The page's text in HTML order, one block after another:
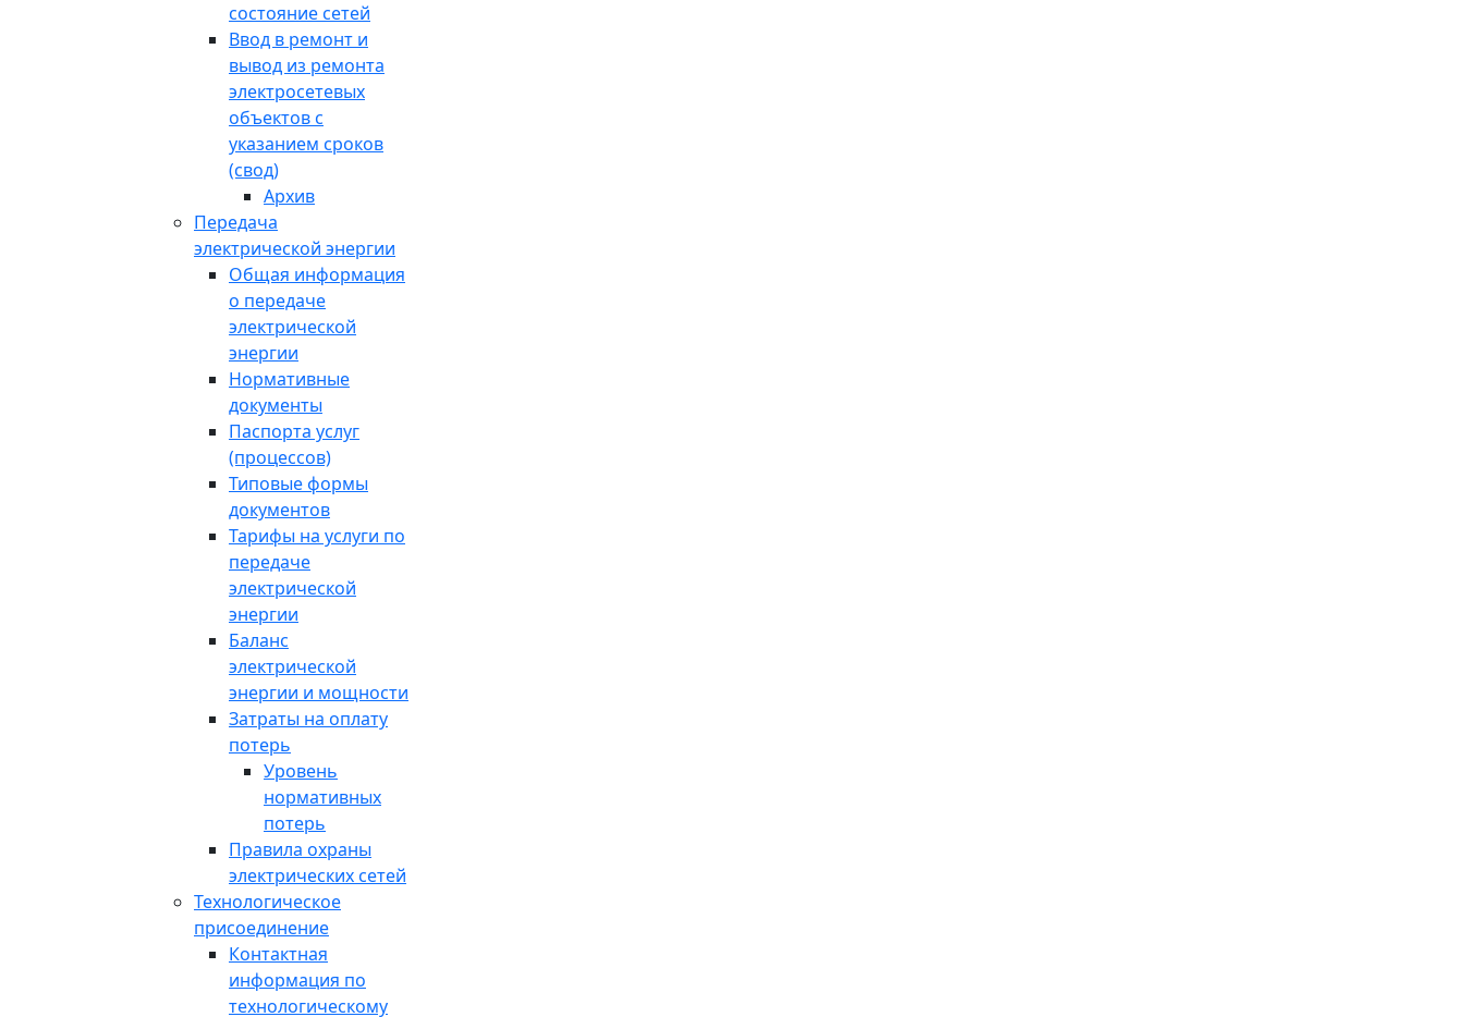
состояние сетей
Ввод в ремонт и
вывод из ремонта
электросетевых
объектов с
указанием сроков
(свод)
Архив
Передача
электрической энергии
Общая информация
о передаче
электрической
энергии
Нормативные
документы
Паспорта услуг
(процессов)
Типовые формы
документов
Тарифы на услуги по
передаче
электрической
энергии
Баланс
электрической
энергии и мощности
Затраты на оплату
потерь
Уровень
нормативных
потерь
Правила охраны
электрических сетей
Технологическое
присоединение
Контактная
информация по
технологическому